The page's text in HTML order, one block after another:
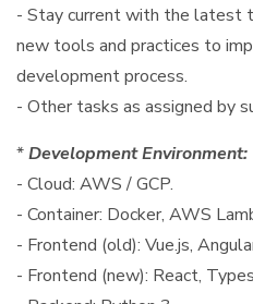
- Stay current with the latest
new tools and practices to
development process.
- Other tasks as assigned by
*Development Environment:
- Cloud: AWS / GCP.
- Container: Docker, AWS
- Frontend (old): Vue.js,
- Frontend (new): React,